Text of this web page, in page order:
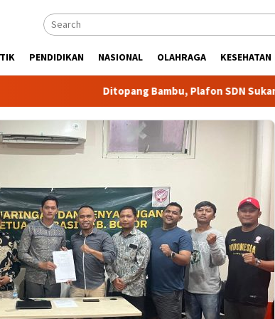
PENDIDIKAN NASIONAL OLAHRAGA KESEHATAN
Ditopang Bambu, Plafon SDN Sukamaju 08